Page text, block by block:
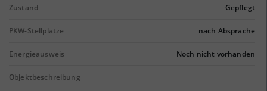
Zustand Gepflegt
PKW-Stellplätze nach Absprache
Energieausweis Noch nicht vorhanden
Objektbeschreibung